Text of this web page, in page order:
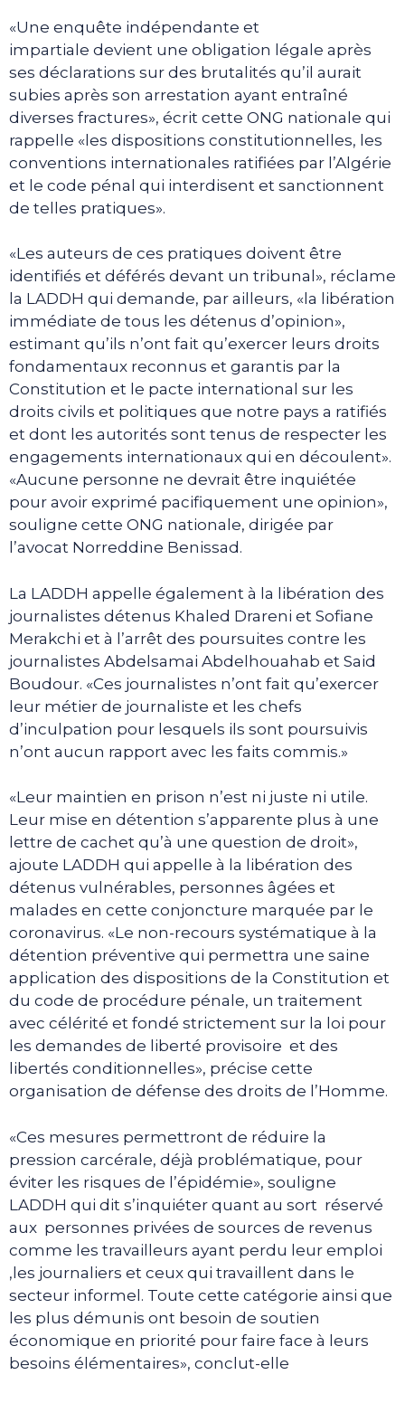
«Une enquête indépendante et
impartiale devient une obligation légale après
ses déclarations sur des brutalités qu’il aurait
subies après son arrestation ayant entraîné
diverses fractures», écrit cette ONG nationale qui
rappelle «les dispositions constitutionnelles, les
conventions internationales ratifiées par l’Algérie
et le code pénal qui interdisent et sanctionnent
de telles pratiques».
«Les auteurs de ces pratiques doivent être
identifiés et déférés devant un tribunal», réclame
la LADDH qui demande, par ailleurs, «la libération
immédiate de tous les détenus d’opinion»,
estimant qu’ils n’ont fait qu’exercer leurs droits
fondamentaux reconnus et garantis par la
Constitution et le pacte international sur les
droits civils et politiques que notre pays a ratifiés
et dont les autorités sont tenus de respecter les
engagements internationaux qui en découlent».
«Aucune personne ne devrait être inquiétée
pour avoir exprimé pacifiquement une opinion»,
souligne cette ONG nationale, dirigée par
l’avocat Norreddine Benissad.
La LADDH appelle également à la libération des
journalistes détenus Khaled Drareni et Sofiane
Merakchi et à l’arrêt des poursuites contre les
journalistes Abdelsamai Abdelhouahab et Said
Boudour. «Ces journalistes n’ont fait qu’exercer
leur métier de journaliste et les chefs
d’inculpation pour lesquels ils sont poursuivis
n’ont aucun rapport avec les faits commis.»
«Leur maintien en prison n’est ni juste ni utile.
Leur mise en détention s’apparente plus à une
lettre de cachet qu’à une question de droit»,
ajoute LADDH qui appelle à la libération des
détenus vulnérables, personnes âgées et
malades en cette conjoncture marquée par le
coronavirus. «Le non-recours systématique à la
détention préventive qui permettra une saine
application des dispositions de la Constitution et
du code de procédure pénale, un traitement
avec célérité et fondé strictement sur la loi pour
les demandes de liberté provisoire et des
libertés conditionnelles», précise cette
organisation de défense des droits de l’Homme.
«Ces mesures permettront de réduire la
pression carcérale, déjà problématique, pour
éviter les risques de l’épidémie», souligne
LADDH qui dit s’inquiéter quant au sort réservé
aux personnes privées de sources de revenus
comme les travailleurs ayant perdu leur emploi
,les journaliers et ceux qui travaillent dans le
secteur informel. Toute cette catégorie ainsi que
les plus démunis ont besoin de soutien
économique en priorité pour faire face à leurs
besoins élémentaires», conclut-elle